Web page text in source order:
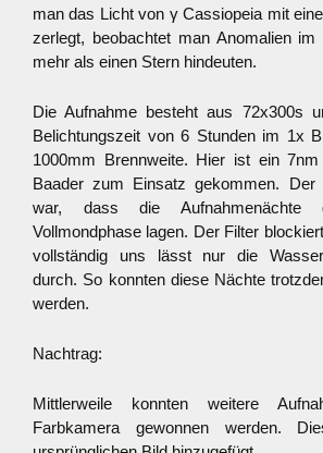
man das Licht von γ Cassiopeia mit
zerlegt, beobachtet man Anomalien
mehr als einen Stern hindeuten.
Die Aufnahme besteht aus 72x300s
Belichtungszeit von 6 Stunden im 1x
1000mm Brennweite. Hier ist ein
Baader zum Einsatz gekommen. Der
war, dass die
Vollmondphase lagen. Der Filter
vollständig uns lässt nur die
durch. So konnten diese Nächte
werden.
Nachtrag:
Mittlerweile konnten weitere
Farbkamera gewonnen werden.